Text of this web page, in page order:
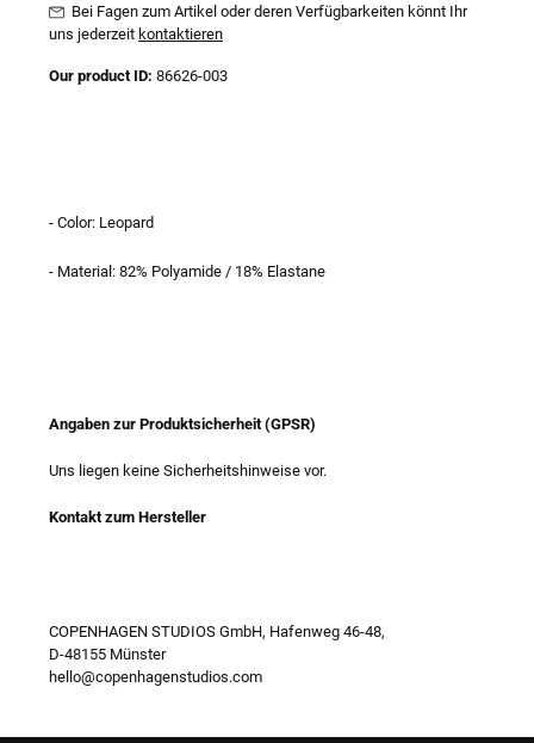
Bei Fagen zum Artikel oder deren Verfügbarkeiten könnt Ihr
uns jederzeit kontaktieren
Our product ID: 86626-003
- Color: Leopard
- Material: 82% Polyamide / 18% Elastane
Angaben zur Produktsicherheit (GPSR)
Uns liegen keine Sicherheitshinweise vor.
Kontakt zum Hersteller
COPENHAGEN STUDIOS GmbH, Hafenweg 46-48,
D-48155 Münster
hello@copenhagenstudios.com